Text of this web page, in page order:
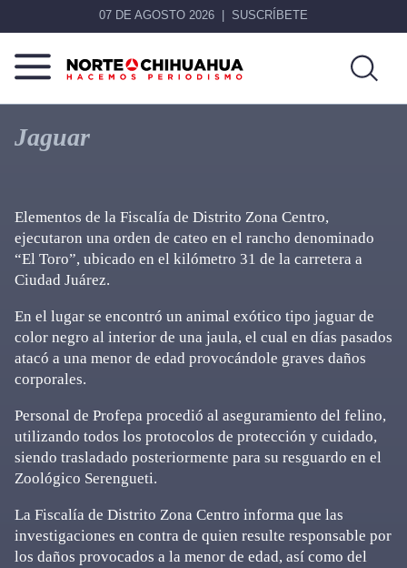
07 DE AGOSTO 2026 SUSCRÍBETE
Norte
Chihuahua
Más
que
noticias,
Jaguar
Elementos de la Fiscalía de Distrito Zona Centro,
ejecutaron una orden de cateo en el rancho denominado
“El Toro”, ubicado en el kilómetro 31 de la carretera a
Ciudad Juárez.
En el lugar se encontró un animal exótico tipo jaguar de
color negro al interior de una jaula, el cual en días pasados
atacó a una menor de edad provocándole graves daños
corporales.
Personal de Profepa procedió al aseguramiento del felino,
utilizando todos los protocolos de protección y cuidado,
siendo trasladado posteriormente para su resguardo en el
Zoológico Serengueti.
La Fiscalía de Distrito Zona Centro informa que las
investigaciones en contra de quien resulte responsable por
los daños provocados a la menor de edad, así como del